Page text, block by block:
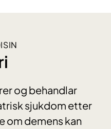
og behandlar
sjukdom etter
om demens kan